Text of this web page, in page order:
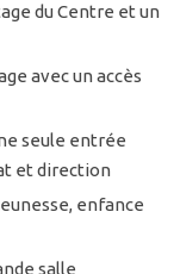
du Centre et un
avec un accès
seule entrée
et direction
enfance
salle